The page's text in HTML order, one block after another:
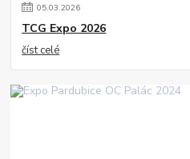
05.03.2026
TCG Expo 2026
číst celé